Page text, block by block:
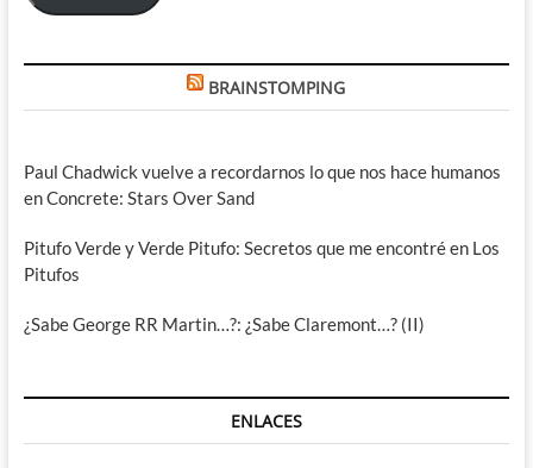
BRAINSTOMPING
Paul Chadwick vuelve a recordarnos lo que nos hace humanos
en Concrete: Stars Over Sand
Pitufo Verde y Verde Pitufo: Secretos que me encontré en Los
Pitufos
¿Sabe George RR Martin…?: ¿Sabe Claremont…? (II)
ENLACES